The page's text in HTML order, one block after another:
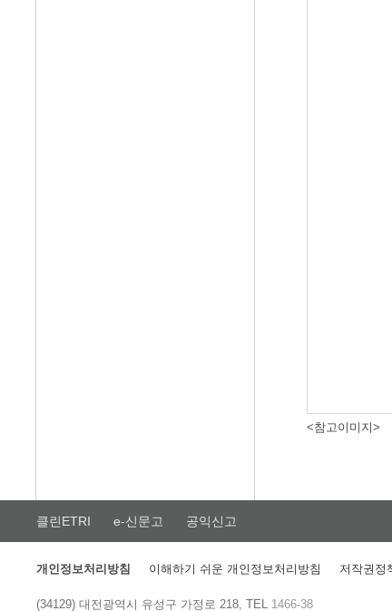
<참고이미지>
클린ETRI e-신문고 공익신고
개인정보처리방침 이해하기 쉬운 개인정보처리방침 저작권정
(34129) 대전광역시 유성구 가정로 218, TEL 1466-38